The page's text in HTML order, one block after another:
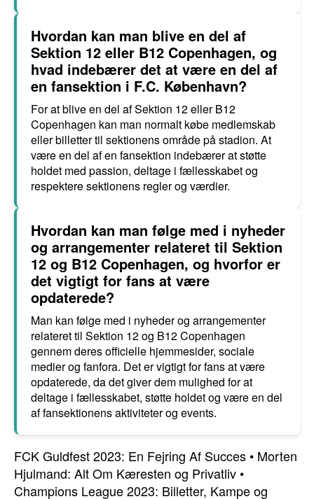
Hvordan kan man blive en del af
Sektion 12 eller B12 Copenhagen, og
hvad indebærer det at være en del af
en fansektion i F.C. København?
For at blive en del af Sektion 12 eller B12
Copenhagen kan man normalt købe medlemskab
eller billetter til sektionens område på stadion. At
være en del af en fansektion indebærer at støtte
holdet med passion, deltage i fællesskabet og
respektere sektionens regler og værdier.
Hvordan kan man følge med i nyheder
og arrangementer relateret til Sektion
12 og B12 Copenhagen, og hvorfor er
det vigtigt for fans at være
opdaterede?
Man kan følge med i nyheder og arrangementer
relateret til Sektion 12 og B12 Copenhagen
gennem deres officielle hjemmesider, sociale
medier og fanfora. Det er vigtigt for fans at være
opdaterede, da det giver dem mulighed for at
deltage i fællesskabet, støtte holdet og være en del
af fansektionens aktiviteter og events.
FCK Guldfest 2023: En Fejring Af Succes • Morten
Hjulmand: Alt Om Kæresten og Privatliv •
Champions League 2023: Billetter, Kampe og